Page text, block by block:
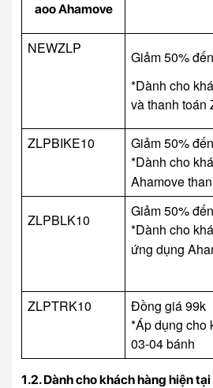
aoo Ahamove
NEWZLP
Giảm 50%
*Dành cho
và thanh toán
ZLPBIKE10
Giảm 50%
*Dành cho
Ahamove
ZLPBLK10
Giảm 50%
*Dành cho
ứng dụng
ZLPTRK10
Đồng giá 99k
*Áp dụng cho
03-04 bánh
1.2. Dành cho khách hàng hiện tại